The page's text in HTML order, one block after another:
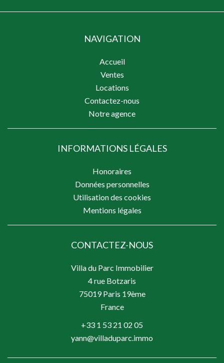
NAVIGATION
Accueil
Ventes
Locations
Contactez-nous
Notre agence
INFORMATIONS LÉGALES
Honoraires
Données personnelles
Utilisation des cookies
Mentions légales
CONTACTEZ-NOUS
Villa du Parc Immobilier
4 rue Botzaris
75019Paris 19ème
France
+33 1 53 21 02 05
yann@villaduparc.immo